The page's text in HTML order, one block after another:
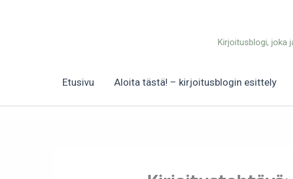
Kirjoitusblogi, joka
Etusivu Aloita tästä! – kirjoitusblogin esittely